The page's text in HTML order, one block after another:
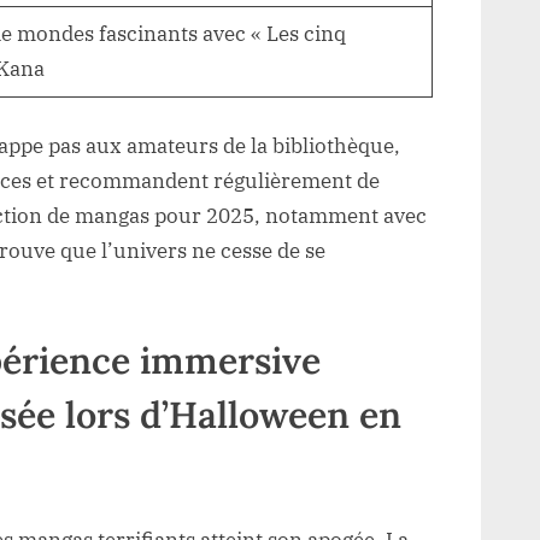
mondes fascinants avec « Les cinq
pas aux amateurs de la bibliothèque,
et recommandent régulièrement de
de mangas pour 2025, notamment avec
que l’univers ne cesse de se
immersive
lors d’Halloween en